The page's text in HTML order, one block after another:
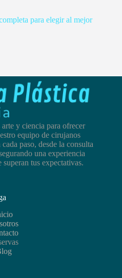
para elegir al mejor
y ciencia para ofrecer
equipo de cirujanos
paso, desde la consulta
una experiencia
tus expectativas.